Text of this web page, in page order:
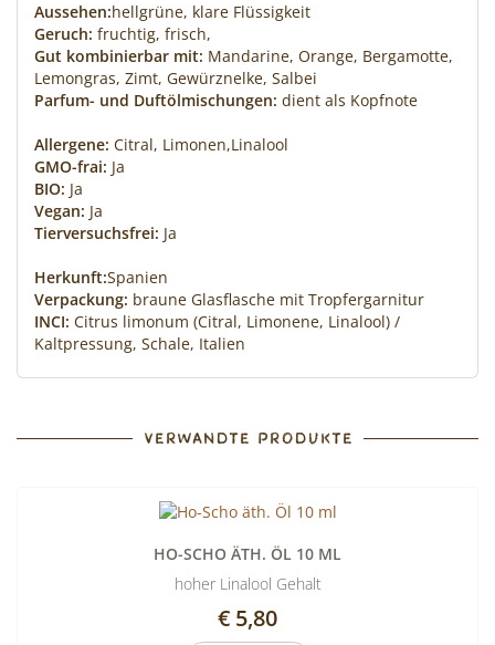
Aussehen:hellgrüne, klare Flüssigkeit
Geruch: fruchtig, frisch,
Gut kombinierbar mit: Mandarine, Orange, Bergamotte,
Lemongras, Zimt, Gewürznelke, Salbei
Parfum- und Duftölmischungen: dient als Kopfnote
Allergene: Citral, Limonen,Linalool
GMO-frai: Ja
BIO: Ja
Vegan: Ja
Tierversuchsfrei: Ja
Herkunft:Spanien
Verpackung: braune Glasflasche mit Tropfergarnitur
INCI: Citrus limonum (Citral, Limonene, Linalool) /
Kaltpressung, Schale, Italien
VERWANDTE PRODUKTE
HO-SCHO ÄTH. ÖL 10 ML
hoher Linalool Gehalt
€ 5,80